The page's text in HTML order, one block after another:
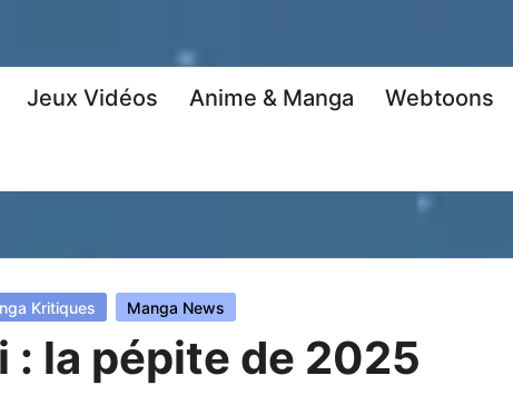
Jeux Vidéos Anime & Manga Webtoons
Kritiques Manga News
: la pépite de 2025